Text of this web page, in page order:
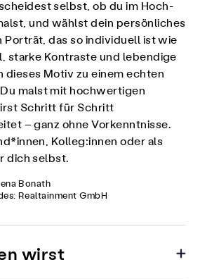
selbst, ob du im Hoch-
und wählst dein persönliches
Porträt, das so individuell ist wie
starke Kontraste und lebendige
dieses Motiv zu einem echten
malst mit hochwertigen
Schritt für Schritt
– ganz ohne Vorkenntnisse.
Kolleg:innen oder als
dich selbst.
Bonath
Realtainment GmbH
wirst